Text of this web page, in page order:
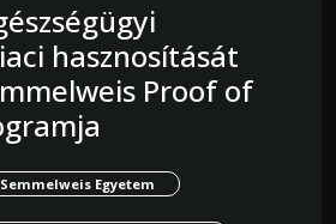
hasznosítását
Proof of
Egyetem